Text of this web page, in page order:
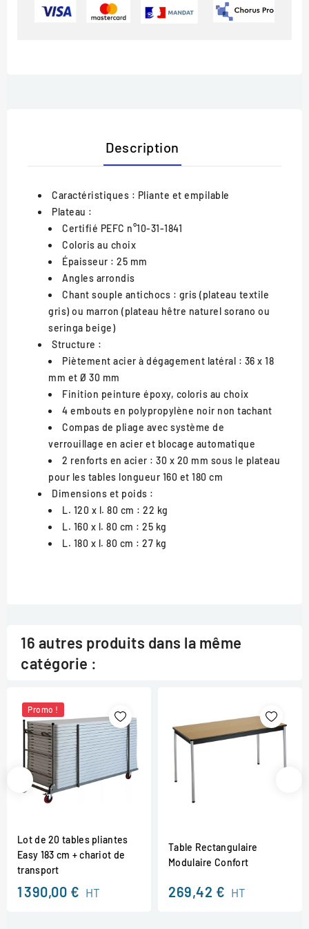
Description
Caractéristiques : Pliante et empilable
Plateau :
Certifié PEFC n°10-31-1841
Coloris au choix
Épaisseur : 25 mm
Angles arrondis
Chant souple antichocs : gris (plateau textile
gris) ou marron (plateau hêtre naturel sorano ou
seringa beige)
Structure :
Piètement acier à dégagement latéral : 36 x 18
mm et Ø 30 mm
Finition peinture époxy, coloris au choix
4 embouts en polypropylène noir non tachant
Compas de pliage avec système de
verrouillage en acier et blocage automatique
2 renforts en acier : 30 x 20 mm sous le plateau
pour les tables longueur 160 et 180 cm
Dimensions et poids :
L. 120 x l. 80 cm : 22 kg
L. 160 x l. 80 cm : 25 kg
L. 180 x l. 80 cm : 27 kg
16 autres produits dans la même
catégorie :
Promo !
Lot de 20 tables pliantes
Easy 183 cm + chariot de
transport
1 390,00 € HT
Table Rectangulaire
Modulaire Confort
269,42 € HT